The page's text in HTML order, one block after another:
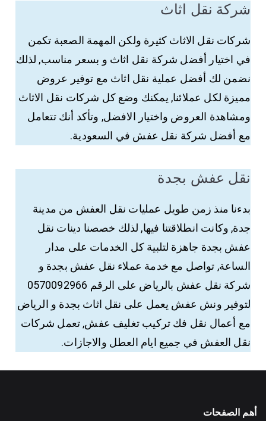
شركة نقل اثاث
شركات نقل الاثاث كثيرة ولكن المهمة الصعبة تكمن
في اختيار أفضل شركة نقل اثاث و بسعر مناسب, لذلك
نضمن لك أفضل عملية نقل اثاث مع توفير عروض
مميزة لكل عملائنا, يمكنك وضع كل شركات نقل الاثاث
ومشاهدة العروض واختيار الافضل, وتأكد أنك تتعامل
مع أفضل شركة نقل عفش في السعودية.
نقل عفش بجدة​
بدءنا منذ زمن طويل عمليات نقل العفش من مدينة
جدة, وكانت انطلاقتنا فيها, لذلك خصصنا دينات نقل
عفش بجدة جاهزة لتلبية كل الخدمات على مدار
الساعة, تواصل مع خدمة عملاء نقل عفش بجدة و
شركة نقل عفش بالرياض على الرقم 0570092966
لتوفير ونش عفش يعمل على نقل اثاث بجدة و الرياض
مع أعمال نقل فك تركيب تغليف عفش, تعمل شركات
نقل العفش في جميع ايام العطل والاجازات.
أهم الصفحات